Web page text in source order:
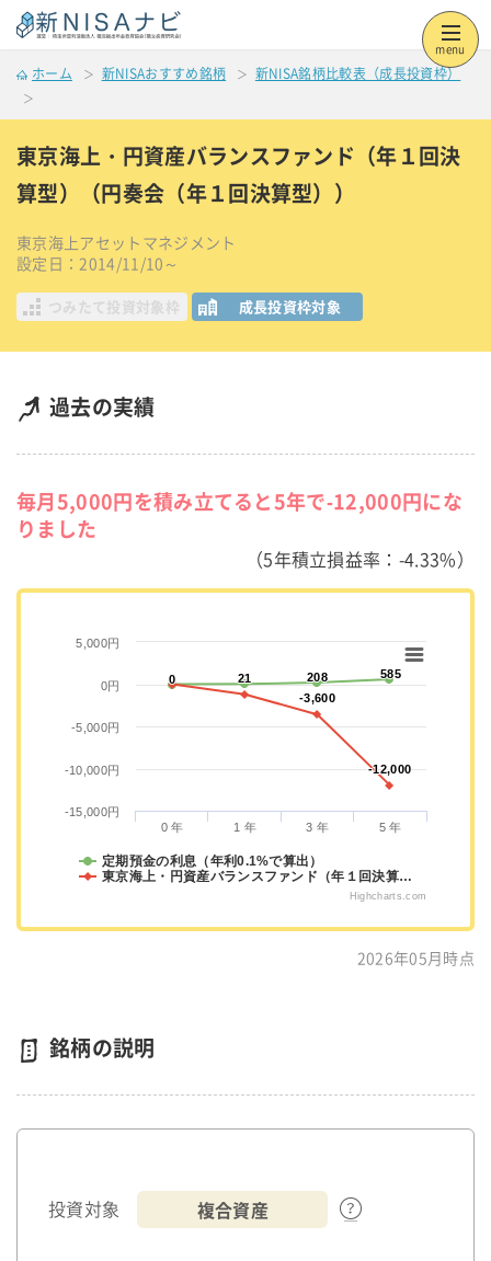
menu
ホーム 新NISAおすすめ銘柄 新NISA銘柄比較表（成長投資枠）
東京海上・円資産バランスファンド（年１回決
算型）（円奏会（年１回決算型））
東京海上アセットマネジメント
設定日：2014/11/10～
つみたて投資対象枠 成長投資枠対象
過去の実績
毎月5,000円を積み立てると5年で-12,000円にな
りました
（5年積立損益率：-4.33%）
0
0 21
21 208
208 585
585
-3,600
-3,600
-12,000
-12,000
定期預金の利息（年利0.1%で算出）
東京海上・円資産バランスファンド（年１回決算…
0 年 1 年 3 年 5 年
-15,000円
-10,000円
-5,000円
0円
5,000円
Highcharts.com
2026年05月時点
銘柄の説明
投資対象 複合資産